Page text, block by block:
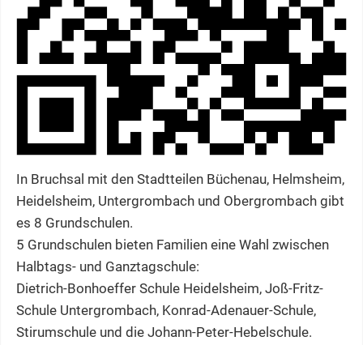
In Bruchsal mit den Stadtteilen Büchenau, Helmsheim,
Heidelsheim, Untergrombach und Obergrombach gibt
es 8 Grundschulen.
5 Grundschulen bieten Familien eine Wahl zwischen
Halbtags- und Ganztagschule:
Dietrich-Bonhoeffer Schule Heidelsheim, Joß-Fritz-
Schule Untergrombach, Konrad-Adenauer-Schule,
Stirumschule und die Johann-Peter-Hebelschule.